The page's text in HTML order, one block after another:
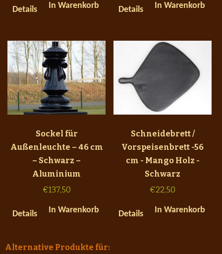
Details In Warenkorb Details In Warenkorb
Sockel für
Außenleuchte – 46 cm
– Schwarz –
Aluminium
€137,50
Details In Warenkorb
Schneidebrett /
Vorspeisenbrett -56
cm - Mango Holz -
Schwarz
€22,50
Details In Warenkorb
Alternative Produkte für: